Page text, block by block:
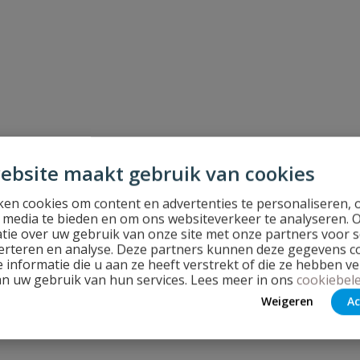
maakt gebruik van cookies
cookies om content en advertenties te personaliseren,
te bieden en om ons websiteverkeer te analyseren.
over uw gebruik van onze site met onze partners voor
en analyse. Deze partners kunnen deze gegevens
informatie die u aan ze heeft verstrekt of die ze hebben
uw gebruik van hun services. Lees meer in ons
Weigeren